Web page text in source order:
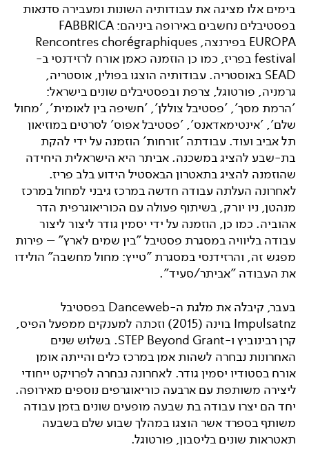
בימים אלו מציגה את עבודותיה השונות ומעבירה סדנאות
בפסטיבלים נחשבים באירופה ביניהם: FABBRICA
EUROPA בפירנצה, Rencontres chorégraphiques
festival בפריז, כמו כן הוזמנה כאמן אורח לרזידנסי ב-
SEAD באוסטריה. עבודותיה הוצגו בפולין, אוסטריה,
גרמניה, פורטוגל, צרפת ובפסטיבלים שונים בישראל:
'הרמת מסך', 'פסטיבל צוללן', 'חשיפה בין לאומית', 'מחול
שלם', 'אינטימאדאנס', 'פסטיבל אפוס' לסרטים במוזיאון
תל אביב ועוד. עבודתה 'זורחות' הוזמנה על ידי להקת
בת-שבע להציג במשכנה. אביתר היא הישראלית היחידה
שהוזמנה להציג בתאטרון הבאסטיל הידוע בלב פריז.
לאחרונה העלתה עבודה חדשה במרכז גיבני למחול במרכז
מנהטן, ניו יורק, בשיתוף פעולה עם הכוריאוגרפית הדר
אהוביה. כמו כן, הוזמנה על ידי יסמין גודר ליצור ליצור
עבודה בליוויה במסגרת פסטיבל "בין שמים לארץ" – פירות
מפגש זה, והרזידנסי במסגרת "טייץ: מחול מחשבה" הולידו
את העבודה "אביתר/סעיד".
בעבר, קיבלה את מלגת ה-Danceweb בפסטיבל
Impulsatnz בוינה (2015) וזכתה למענקים ממפעל הפיס,
קרן רבינוביץ ו-STEP Beyond Grant. בשלוש שנים
האחרונות נבחרה לשהות אמן במרכז כלים והייתה אומן
אורח בסטודיו יסמין גודר. לאחרונה נבחרה לפרויקט ייחודי
ליצירה משותפת עם ארבעה כוריאוגרפים נוספים מאירופה.
יחד הם יצרו עבודה בת שבעה מופעים שונים בזמן עבודה
משותף בספרד אשר הוצגו במהלך שבוע שלם בשבעה
תאטראות שונים בליסבון, פורטוגל.